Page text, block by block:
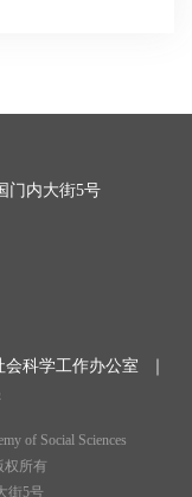
门内大街5号
会科学工作办公室
｜
of Social Sciences
权所有
街5号